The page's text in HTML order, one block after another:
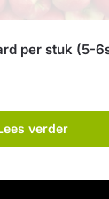
per stuk (5-
verder